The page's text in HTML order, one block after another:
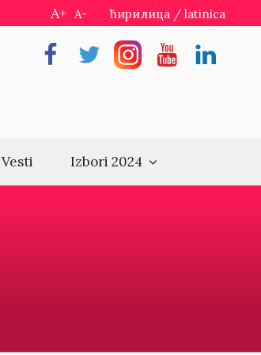
A+ A- ћирилица / latinica
FacebookTwitterInstragramYoutubeLinkedin
Vesti Izbori 2024